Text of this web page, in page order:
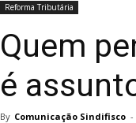
Reforma Tributária
Quem
é
By Comunicação Sindifisco -